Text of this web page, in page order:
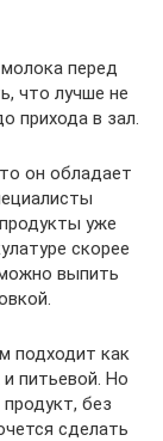
перед
что лучше не
прихода в зал.
он обладает
уже
скорее
выпить
подходит как
питьевой. Но
без
сделать